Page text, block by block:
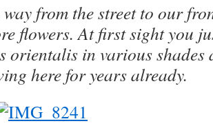
from the street to our
flowers. At first sight you
orientalis in various shades
here for years already.